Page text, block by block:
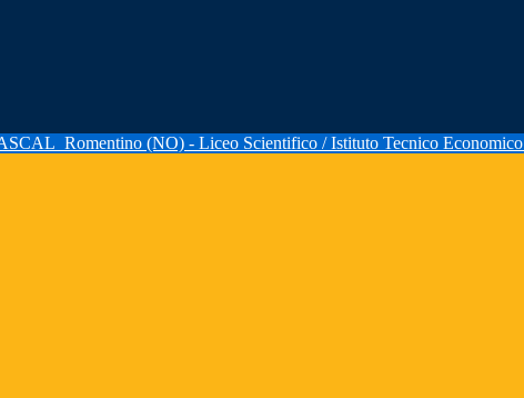
Romentino (NO) - Liceo Scientifico / Istituto Tecnico Economico